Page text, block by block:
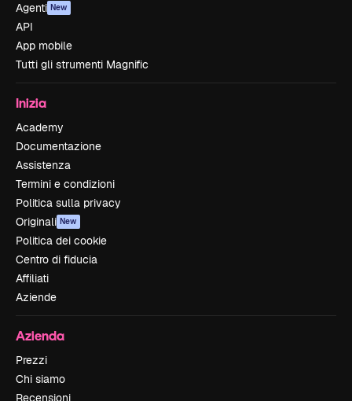
Agenti New
API
App mobile
Tutti gli strumenti Magnific
Inizia
Academy
Documentazione
Assistenza
Termini e condizioni
Politica sulla privacy
Originali New
Politica dei cookie
Centro di fiducia
Affiliati
Aziende
Azienda
Prezzi
Chi siamo
Recensioni